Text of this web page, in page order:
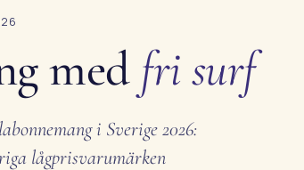
med fri surf
i Sverige 2026:
lågprisvarumärken